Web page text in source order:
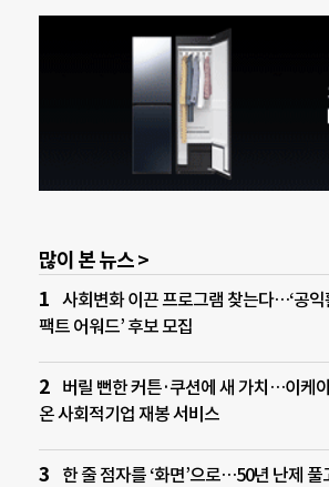
많이 본 뉴스 >
사회변화 이끈 프로그램 찾는다…‘공익
팩트 어워드’ 후보 모집
버릴 뻔한 커튼·쿠션에 새 가치…이케
온 사회적기업 재봉 서비스
한 줄 점자를 ‘화면’으로…50년 난제 풀